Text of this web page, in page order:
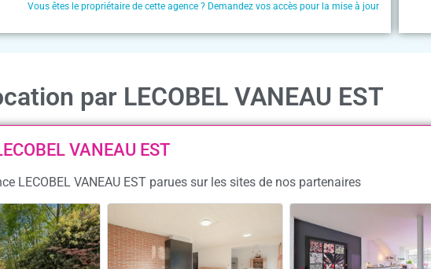
Vous êtes le propriétaire de cette agence ? Demandez vos accès pour la mise à jour
par LECOBEL VANEAU EST
VANEAU EST
LECOBEL VANEAU EST parues sur les sites de nos partenaires